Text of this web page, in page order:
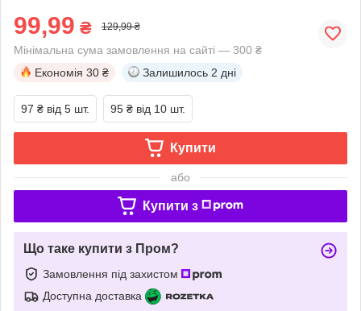
99,99 ₴ 129,99 ₴
Мінімальна сума замовлення на сайті — 300 ₴
Економія 30 ₴ Залишилось 2 дні
97 ₴ від 5 шт. 95 ₴ від 10 шт.
Купити
або
Купити з
Що таке купити з Пром?
Замовлення під захистом
Доступна доставка